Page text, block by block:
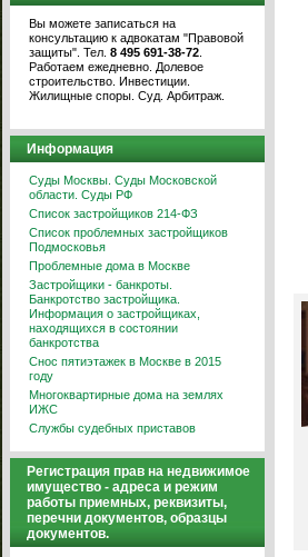
Вы можете записаться на
консультацию к адвокатам "Правовой
защиты". Тел. 8 495 691-38-72
Работаем ежедневно. Долевое
строительство. Инвестиции.
Жилищные споры. Суд. Арбитраж.
Информация
Суды Москвы. Суды Московской
области. Суды РФ
Список застройщиков 214-ФЗ
Список проблемных застройщиков
Подмосковья
Проблемные дома в Москве
Застройщики - банкроты.
Банкротство застройщика.
Информация о застройщиках,
находящихся в состоянии
банкротства
Снос пятиэтажек в Москве в 2015
году
Многоквартирные дома на землях
ИЖС
Службы судебных приставов
Регистрация прав на недвижимое
имущество - адреса и режим
работы приемных, реквизиты,
перечни документов, образцы
документов.